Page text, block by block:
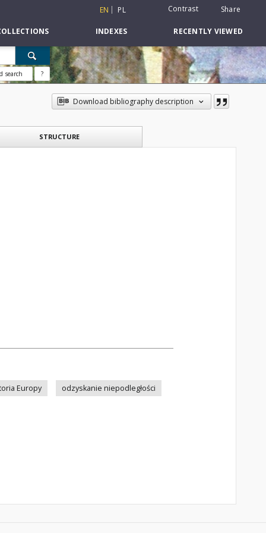
EN PL Contrast Share
INDEXES RECENTLY VIEWED
search ?
Download bibliography description
STRUCTURE
Europy odzyskanie niepodległości